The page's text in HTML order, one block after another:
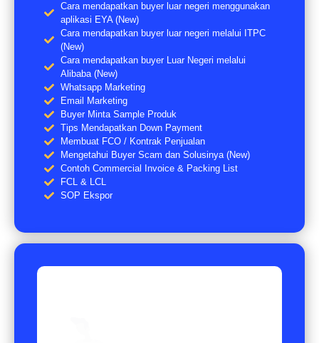
Cara mendapatkan buyer luar negeri menggunakan
aplikasi EYA (New)
Cara mendapatkan buyer luar negeri melalui ITPC
(New)
Cara mendapatkan buyer Luar Negeri melalui
Alibaba (New)
Whatsapp Marketing
Email Marketing
Buyer Minta Sample Produk
Tips Mendapatkan Down Payment
Membuat FCO / Kontrak Penjualan
Mengetahui Buyer Scam dan Solusinya (New)
Contoh Commercial Invoice & Packing List
FCL & LCL
SOP Ekspor